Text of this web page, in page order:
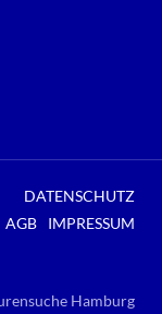
DATENSCHUTZ
AGB
IMPRESSUM
Hamburg